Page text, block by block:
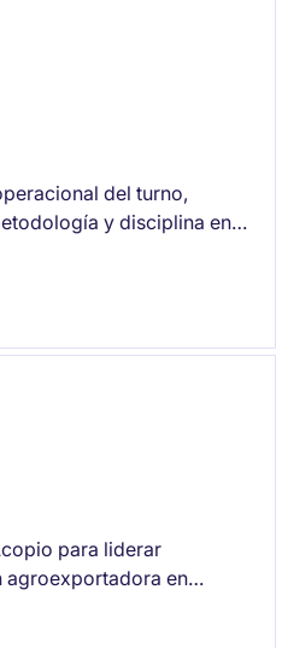
del turno,
y disciplina en
y fortaleciendo
para liderar
agroexportadora en
el proceso integral de